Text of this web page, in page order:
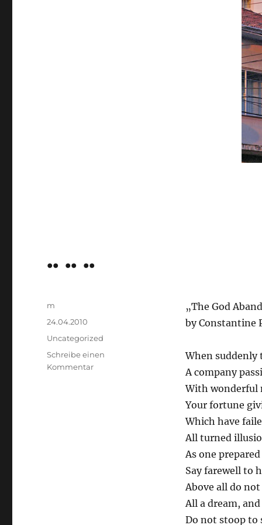
.. .. ..
„The God
by Constantine
When
A company
With wonderful
Your fortune
Which have
All turned
As one
Say farewell to
Above all do
All a dream,
Do not stoop to
Autor
m
Veröffentlicht
am
24.04.2010
Kategorien
Uncategorized
Schreibe einen
Kommentarzu